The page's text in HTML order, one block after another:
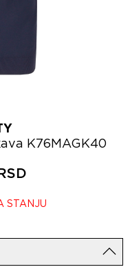
K76MAGK40
STANJU